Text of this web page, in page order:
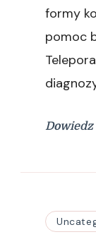
formy
pomoc
Dowiedz